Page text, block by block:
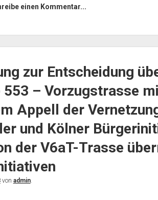
einen Kommentar...
zur Entscheidung
553 – Vorzugstrasse
Appell der
und Kölner
der V6aT-Trasse
von admin.